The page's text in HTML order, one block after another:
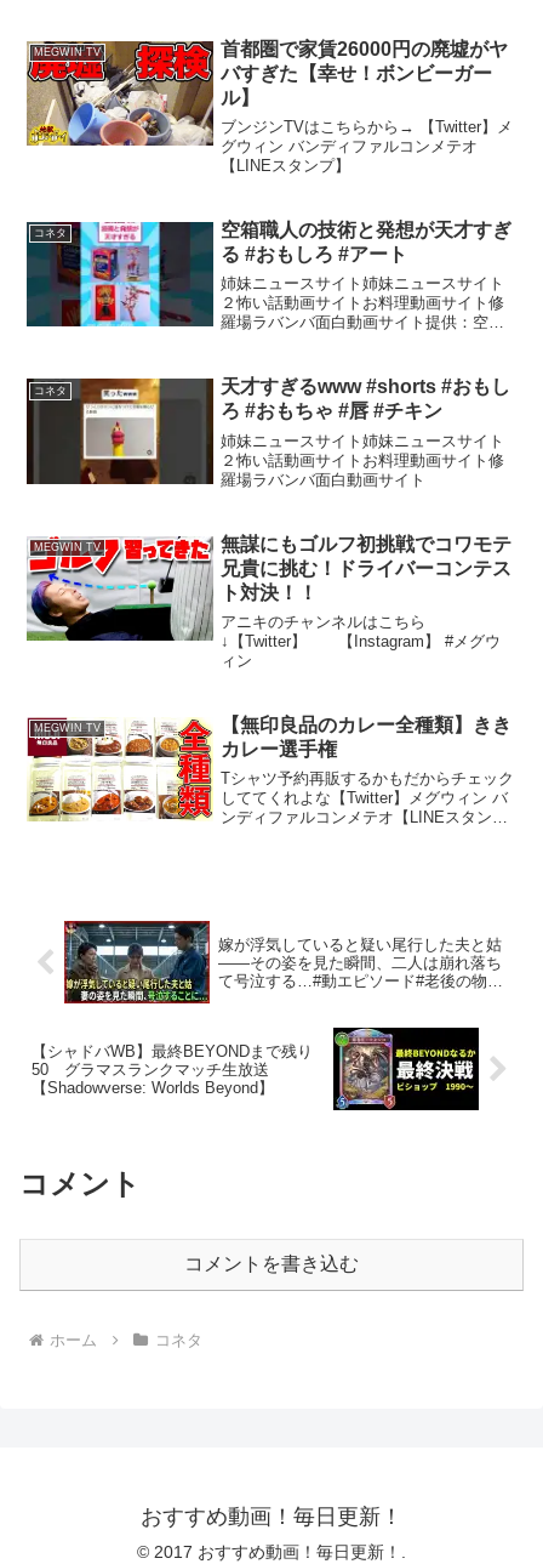
笑える時間を作りませんか。気に入...
MEGWIN TV
首都圏で家賃26000円の廃墟がヤ
バすぎた【幸せ！ボンビーガー
ル】
ブンジンTVはこちらから→ 【Twitter】メ
グウィン バンディファルコンメテオ
【LINEスタンプ】
コネタ
空箱職人の技術と発想が天才すぎ
る #おもしろ #アート
姉妹ニュースサイト姉妹ニュースサイト
２怖い話動画サイトお料理動画サイト修
羅場ラバンバ面白動画サイト提供：空箱
コネタ
天才すぎるwww #shorts #おもし
ろ #おもちゃ #唇 #チキン
姉妹ニュースサイト姉妹ニュースサイト
２怖い話動画サイトお料理動画サイト修
羅場ラバンバ面白動画サイト
MEGWIN TV
無謀にもゴルフ初挑戦でコワモテ
兄貴に挑む！ドライバーコンテス
ト対決！！
アニキのチャンネルはこちら
↓【Twitter】 【Instagram】 #メグウ
ィン
MEGWIN TV
【無印良品のカレー全種類】きき
カレー選手権
Tシャツ予約再販するかもだからチェック
しててくれよな【Twitter】メグウィン バ
ンディファルコンメテオ【LINEスタン
嫁が浮気していると疑い尾行した夫と姑
――その姿を見た瞬間、二人は崩れ落ち
て号泣する…#動エピソード#老後の物語
【シャドバWB】最終BEYONDまで残り
50 グラマスランクマッチ生放送
【Shadowverse: Worlds Beyond】
コメント
コメントを書き込む
ホーム コネタ
おすすめ動画！毎日更新！
© 2017 おすすめ動画！毎日更新！.